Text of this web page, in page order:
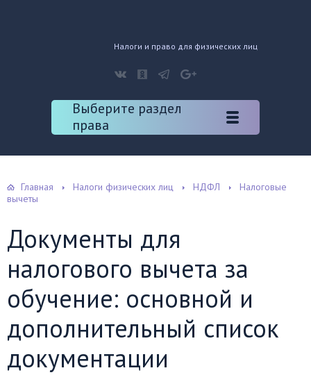
Налоги и право для физических лиц
Выберите раздел
права
Главная Налоги физических лиц НДФЛ
Налоговые
вычеты
Документы для
налогового вычета за
обучение: основной и
дополнительный список
документации